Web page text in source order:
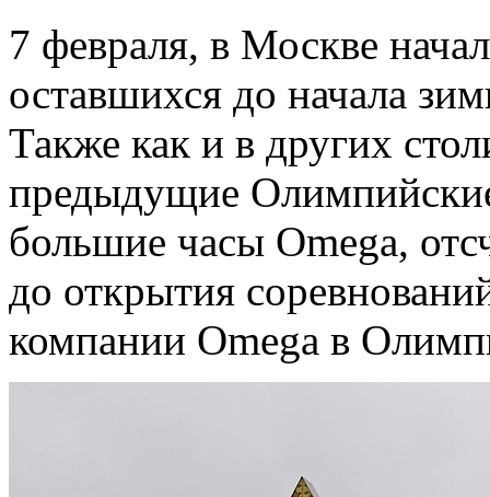
7 февраля, в Москве
оставшихся до начала
Также как и в других
предыдущие
большие часы Omega,
до открытия
компании Omega в